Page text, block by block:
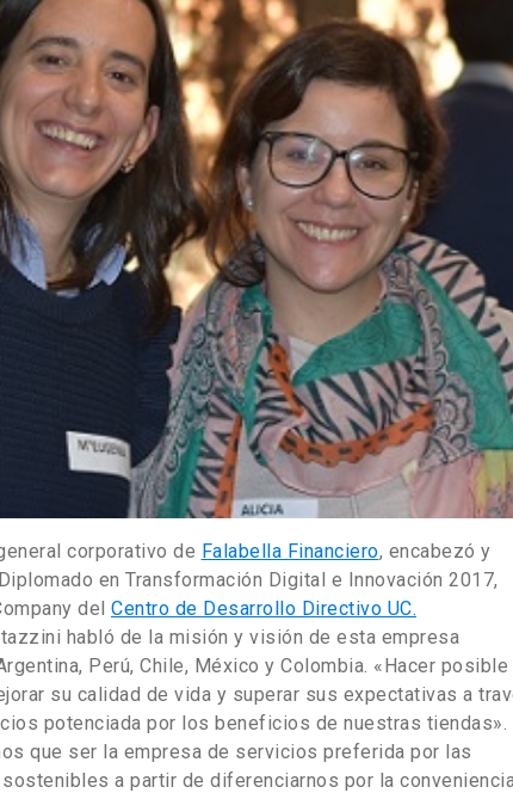
corporativo de Falabella Financiero, encabezó y
en Transformación Digital e Innovación 2017,
del Centro de Desarrollo Directivo UC.
habló de la misión y visión de esta empresa
Perú, Chile, México y Colombia. «Hacer posible
su calidad de vida y superar sus expectativas a
potenciada por los beneficios de nuestras tiendas».
que ser la empresa de servicios preferida por las
a partir de diferenciarnos por la